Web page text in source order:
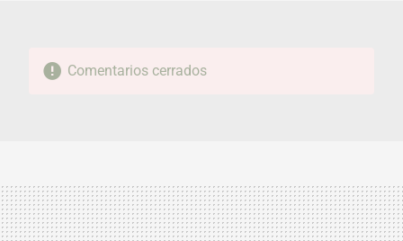
Comentarios cerrados